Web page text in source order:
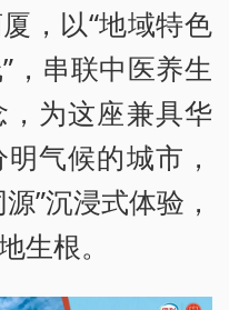
，以“地域特色
，串联中医养生
为这座兼具华
气候的城市，
”沉浸式体验，
生根。